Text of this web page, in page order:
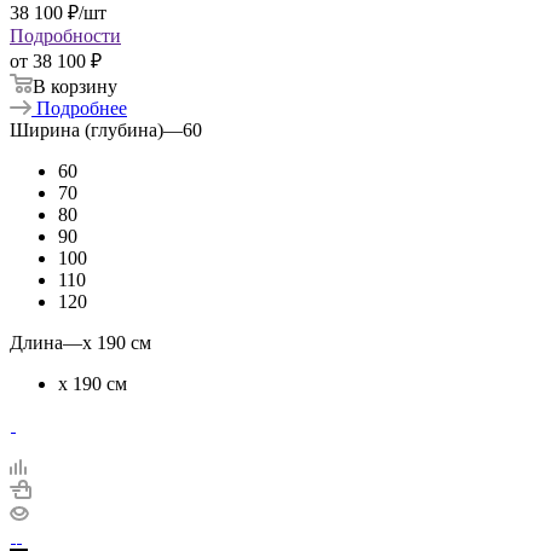
38 100 ₽/шт
Подробности
от 38 100 ₽
В корзину
Подробнее
Ширина (глубина)—60
60
70
80
90
100
110
120
Длина—х 190 см
х 190 см